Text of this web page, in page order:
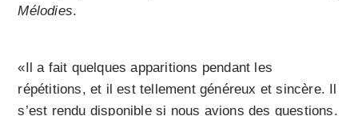
Mélodies.
«Il a fait quelques apparitions pendant les
répétitions, et il est tellement généreux et sincère. Il
s’est rendu disponible si nous avions des questions.